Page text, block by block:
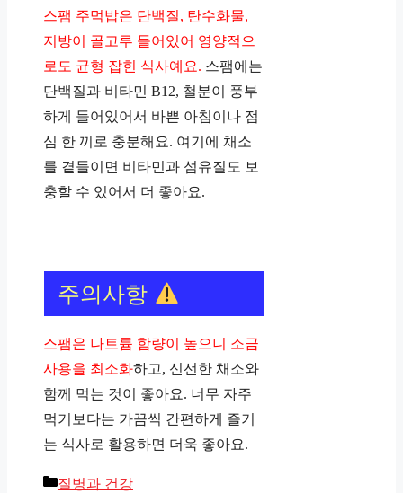
스팸 주먹밥은 단백질, 탄수화물,
지방이 골고루 들어있어 영양적으
로도 균형 잡힌 식사예요. 스팸에는
단백질과 비타민 B12, 철분이 풍부
하게 들어있어서 바쁜 아침이나 점
심 한 끼로 충분해요. 여기에 채소
를 곁들이면 비타민과 섬유질도 보
충할 수 있어서 더 좋아요.
주의사항
스팸은 나트륨 함량이 높으니 소금
사용을 최소화하고, 신선한 채소와
함께 먹는 것이 좋아요. 너무 자주
먹기보다는 가끔씩 간편하게 즐기
는 식사로 활용하면 더욱 좋아요.
카
질병과 건강